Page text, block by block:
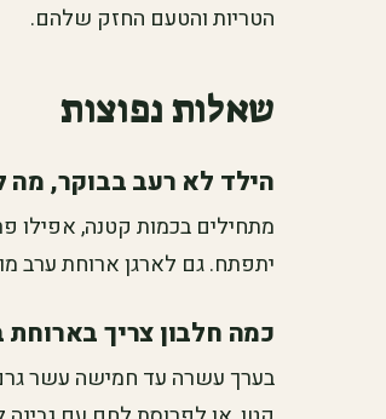
הטריות והטעם החזק שלהם.
שאלות נפוצות
הילד לא רעב בבוקר, מה
מתחילים בכמות קטנה, אפילו
יתפתח. גם לארגן ארוחת ערב
כמה חלבון צריך בארוחת
בערך עשרה עד חמישה עשר גרם